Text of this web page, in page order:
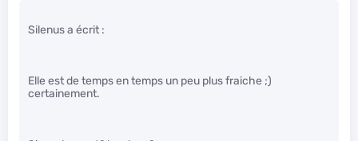
Silenus a écrit :
Elle est de temps en temps un peu plus fraiche ;)
certainement.